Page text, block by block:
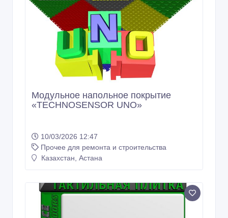
Модульное напольное покрытие
«TECHNOSENSOR UNO»
10/03/2026 12:47
Прочее для ремонта и строительства
Казахстан, Астана